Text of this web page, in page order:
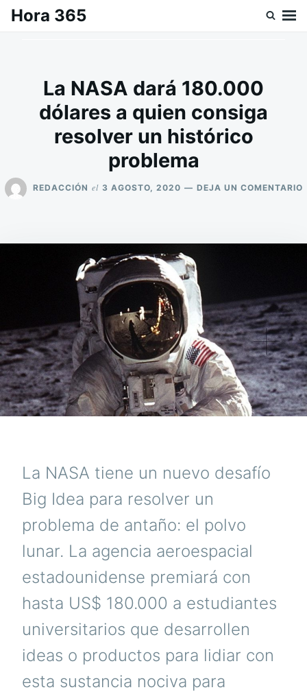
SaltarBuscar:
Hora 365
La NASA dará 180.000
dólares a quien consiga
resolver un histórico
problema
REDACCIÓN el 3 AGOSTO, 2020 DEJA UN COMENTARIO
La NASA tiene un nuevo desafío
Big Idea para resolver un
problema de antaño: el polvo
lunar. La agencia aeroespacial
estadounidense premiará con
hasta US$ 180.000 a estudiantes
universitarios que desarrollen
ideas o productos para lidiar con
esta sustancia nociva para